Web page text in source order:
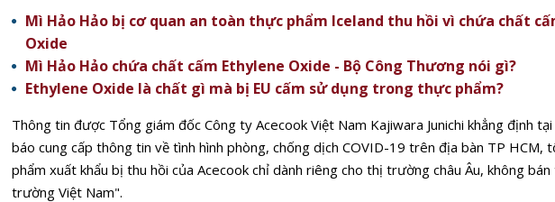
Mì Hảo Hảo bị cơ quan an toàn thực phẩm Iceland thu hồi vì chứa chất
Oxide
Mì Hảo Hảo chứa chất cấm Ethylene Oxide - Bộ Công Thương nói gì?
Ethylene Oxide là chất gì mà bị EU cấm sử dụng trong thực phẩm?
Thông tin được Tổng giám đốc Công ty Acecook Việt Nam Kajiwara Junichi khẳng định
báo cung cấp thông tin về tình hình phòng, chống dịch COVID-19 trên địa bàn TP HCM,
phẩm xuất khẩu bị thu hồi của Acecook chỉ dành riêng cho thị trường châu Âu, không
trường Việt Nam".